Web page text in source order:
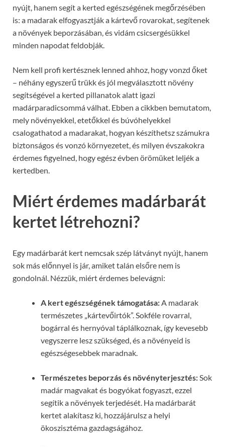
nyújt, hanem segít a kerted egészségének megőrzésében
is: a madarak elfogyasztják a kártevő rovarokat, segítenek
a növények beporzásában, és vidám csicsergésükkel
minden napodat feldobják.
Nem kell profi kertésznek lenned ahhoz, hogy vonzd őket
– néhány egyszerű trükk és jól megválasztott növény
segítségével a kerted pillanatok alatt igazi
madárparadicsommá válhat. Ebben a cikkben bemutatom,
mely növényekkel, etetőkkel és búvóhelyekkel
csalogathatod a madarakat, hogyan készíthetsz számukra
biztonságos és vonzó környezetet, és milyen évszakokra
érdemes figyelned, hogy egész évben örömüket leljék a
kertedben.
Miért érdemes madárbarát
kertet létrehozni?
Egy madárbarát kert nemcsak szép látványt nyújt, hanem
sok más előnnyel is jár, amiket talán elsőre nem is
gondolnál. Nézzük, miért érdemes belevágni:
A kert egészségének támogatása:A madarak
természetes „kártevőirtók”. Sokféle rovarral,
bogárral és hernyóval táplálkoznak, így kevesebb
vegyszerre lesz szükséged, és a növényeid is
egészségesebbek maradnak.
Természetes beporzás és növényterjesztés:Sok
madár magvakat és bogyókat fogyaszt, ezzel
segítik a növények terjedését. Ha madárbarát
kertet alakítasz ki, hozzájárulsz a helyi
ökoszisztéma gazdagságához.